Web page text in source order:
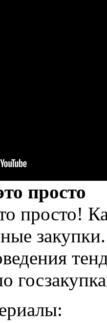
просто
просто!
закупки.